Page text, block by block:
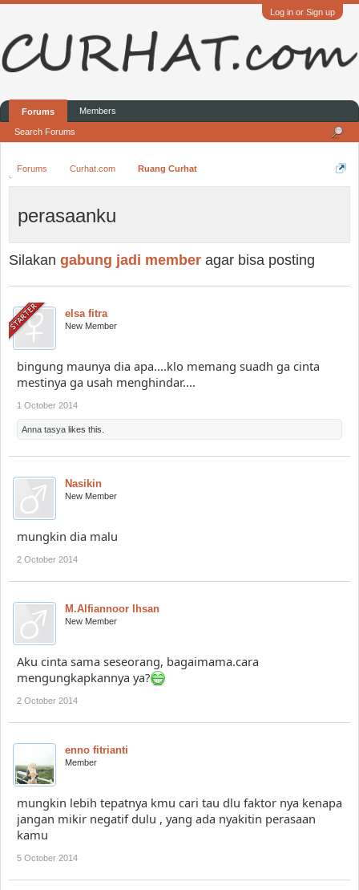
Log in or Sign up
Forums Curhat.com Ruang Curhat
perasaanku
Silakan gabung jadi member agar bisa posting
elsa fitra
New Member
bingung maunya dia apa....klo memang suadh ga cinta
mestinya ga usah menghindar....
1 October 2014
Anna tasya likes this.
Nasikin
New Member
mungkin dia malu
2 October 2014
M.Alfiannoor Ihsan
New Member
Aku cinta sama seseorang, bagaimama.cara
mengungkapkannya ya?
2 October 2014
enno fitrianti
Member
mungkin lebih tepatnya kmu cari tau dlu faktor nya kenapa
jangan mikir negatif dulu , yang ada nyakitin perasaan
kamu
5 October 2014
Forums
Search Forums
Members